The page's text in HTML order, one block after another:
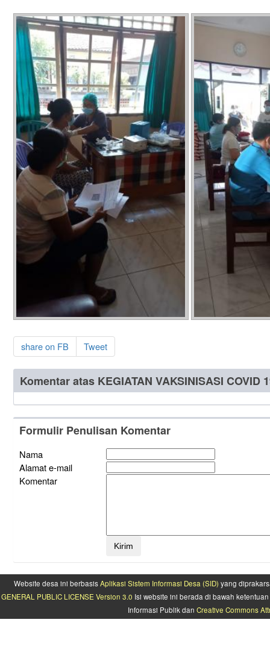
share on FB Tweet
Komentar atas KEGIATAN VAKSINISASI COVID
Formulir Penulisan Komentar
Nama
Alamat e-mail
Komentar
Website desa ini berbasisAplikasi Sistem Informasi Desa (SID) yang
GENERAL PUBLIC LICENSE Version 3.0 Isi website ini berada di bawah
Informasi Publik dan Creative Commons